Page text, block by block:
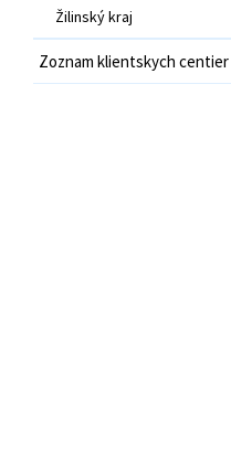
Žilinský kraj
Zoznam klientskych centier